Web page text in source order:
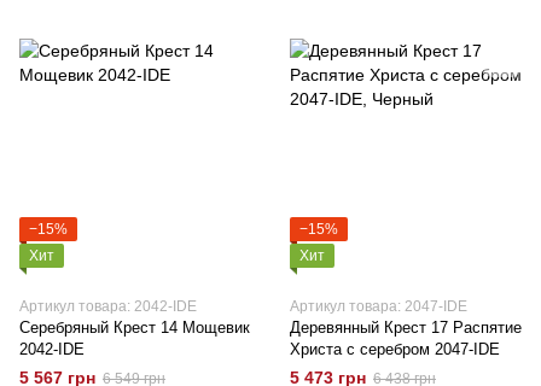
−15%
Хит
Артикул товара: 2042-IDE
Серебряный Крест 14 Мощевик
2042-IDE
5 567 грн 6 549 грн
−15%
Хит
Артикул товара: 2047-IDE
Деревянный Крест 17 Распятие
Христа с серебром 2047-IDE
5 473 грн 6 438 грн